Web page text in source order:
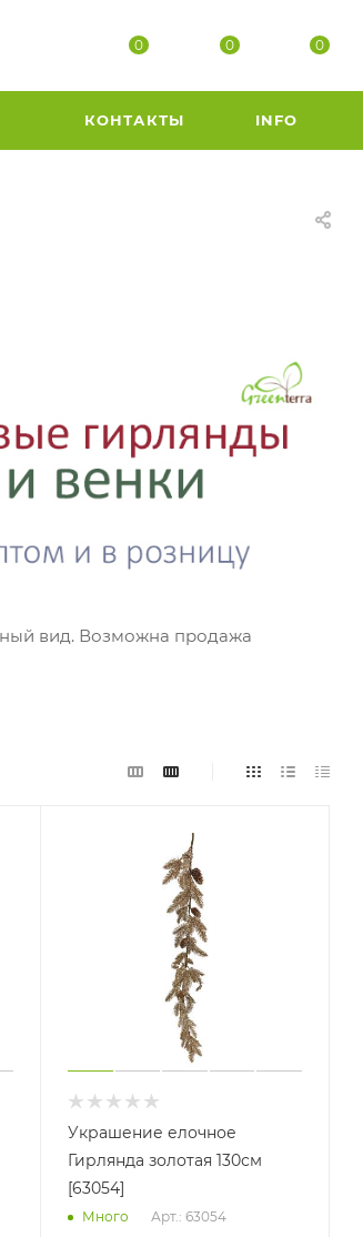
0 0 0
КОНТАКТЫ INFO
вид. Возможна продажа
Украшение елочное
Гирлянда золотая 130см
[63054]
Много Арт.: 63054